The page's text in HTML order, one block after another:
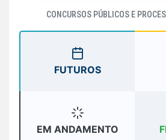
CONCURSOS PÚBLICOS E
FUTUROS
EM ANDAMENTO